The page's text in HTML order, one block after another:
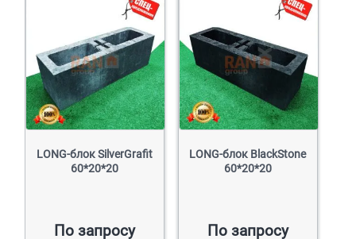
LONG-блок SilverGrafit
60*20*20
По запросу
LONG-блок BlackStone
60*20*20
По запросу